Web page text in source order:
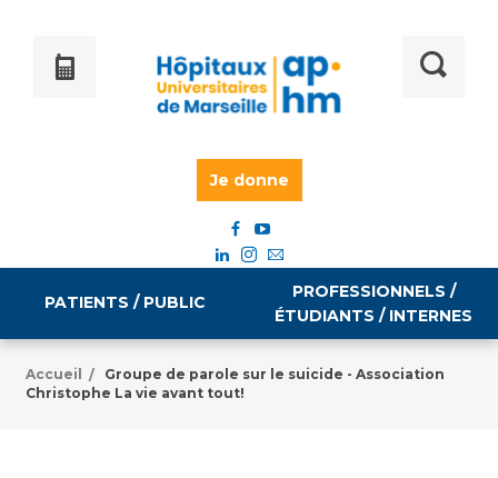
Je donne
PATIENTS / PUBLIC
Informations pratiques
PROFESSIONNELS /
ÉTUDIANTS / INTERNES
Égalité professionnelle
Accueil /
Groupe de parole sur le suicide - Association
Christophe La vie avant tout!